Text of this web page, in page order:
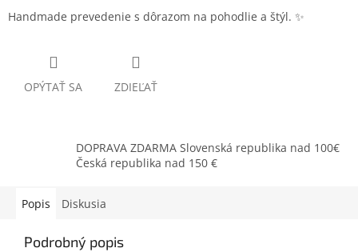
Handmade prevedenie s dôrazom na pohodlie a štýl. ✨
OPÝTAŤ SA ZDIEĽAŤ
DOPRAVA ZDARMA Slovenská republika nad 100€
Česká republika nad 150 €
Popis Diskusia
Podrobný popis